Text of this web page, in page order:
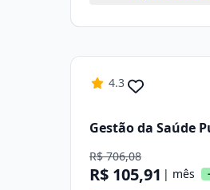
4.3
Gestão da Saúde
R$ 706,08
R$ 105,91 | mês